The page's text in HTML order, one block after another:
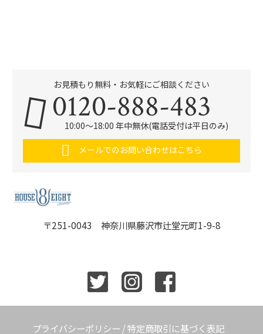
〒251-0043 神奈川県藤沢市辻堂元町1-9-8
お見積もり無料・お気軽にご相談ください
0120-888-483
10:00～18:00 年中無休(電話受付は平日のみ)
メールでのお問い合わせはこちら
プライバシーポリシー /特定商取引に基づく表記